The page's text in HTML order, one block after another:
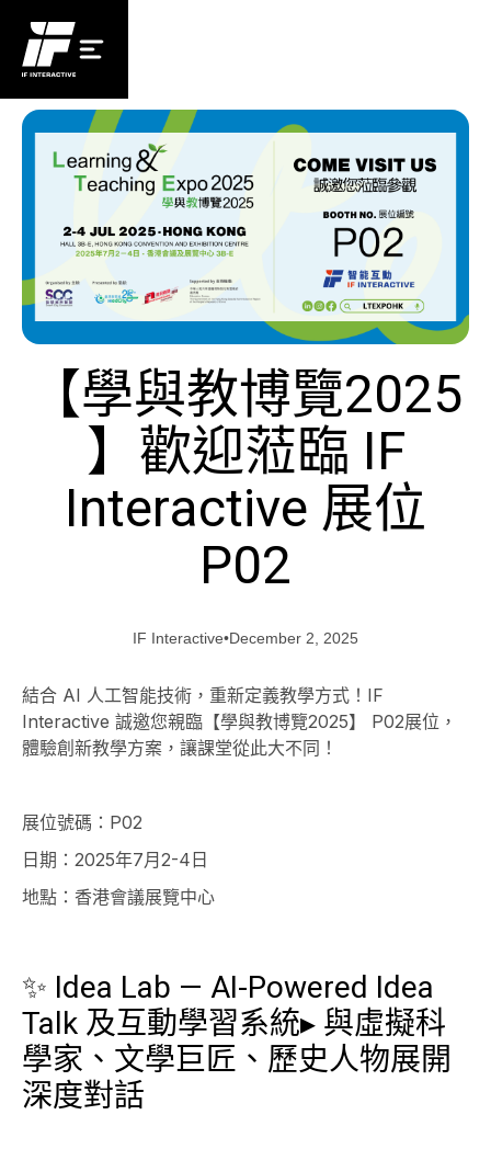
【學與教博覽2025
】歡迎蒞臨 IF
Interactive 展位
P02
IF Interactive•December 2, 2025
結合 AI 人工智能技術，重新定義教學方式！IF
Interactive 誠邀您親臨【學與教博覽2025】 P02展位，
體驗創新教學方案，讓課堂從此大不同！
展位號碼：P02
日期：2025年7月2-4日
地點：香港會議展覽中心
✨ Idea Lab — AI-Powered Idea
Talk 及互動學習系統▸ 與虛擬科
學家、文學巨匠、歷史人物展開
深度對話